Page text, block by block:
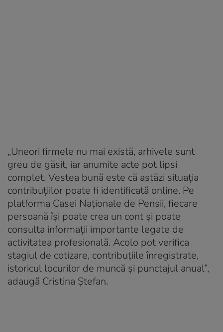
„Uneori firmele nu mai există, arhivele sunt
greu de găsit, iar anumite acte pot lipsi
complet. Vestea bună este că astăzi situația
contribuțiilor poate fi identificată online. Pe
platforma Casei Naționale de Pensii, fiecare
persoană își poate crea un cont și poate
consulta informații importante legate de
activitatea profesională. Acolo pot verifica
stagiul de cotizare, contribuțiile înregistrate,
istoricul locurilor de muncă și punctajul anual”,
adaugă Cristina Ștefan.